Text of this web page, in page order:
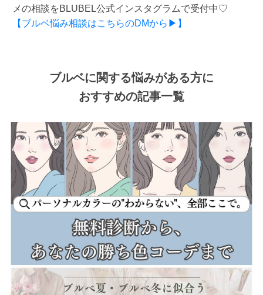
メの相談をBLUBEL公式インスタグラムで受付中♡
【ブルベ悩み相談はこちらのDMから▶】
ブルベに関する悩みがある方に
おすすめの記事一覧